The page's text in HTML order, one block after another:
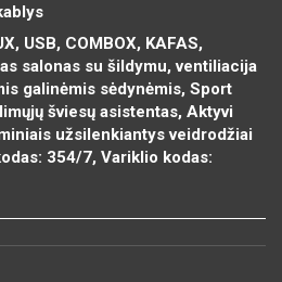
USB, COMBOX, KAFAS,
salonas su šildymu, ventiliacija
galinėmis sėdynėmis, Sport
šviesų asistentas, Aktyvi
užsilenkiantys veidrodžiai
354/7, Variklio kodas: